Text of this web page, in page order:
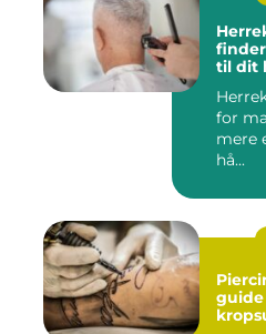
til dit
for
mere
hå...